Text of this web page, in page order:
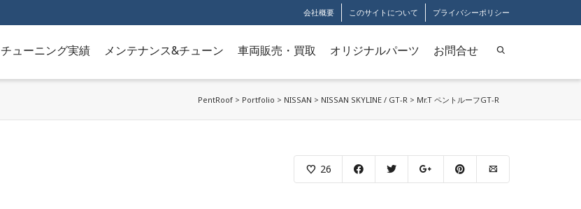
会社概要 このサイトについて プライバシーポリシー
チューニング実績 メンテナンス&チューン 車両販売・買取 オリジナルパーツ お問合せ
PentRoof > Portfolio > NISSAN > NISSAN SKYLINE / GT-R > Mr.T ペントルーフGT-R
26